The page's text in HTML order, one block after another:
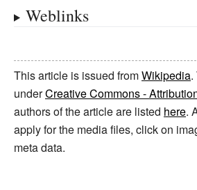
Weblinks
This article is issued fromWikipedia.
underCreative Commons -
authors of the article are listed here.
apply for the media files, click on
meta data.